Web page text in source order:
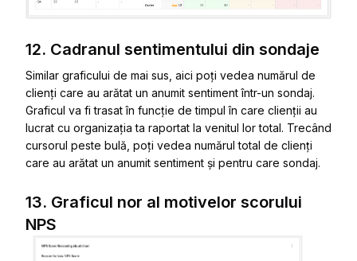
12. Cadranul sentimentului din sondaje
Similar graficului de mai sus, aici poți vedea numărul de
clienți care au arătat un anumit sentiment într-un sondaj.
Graficul va fi trasat în funcție de timpul în care clienții au
lucrat cu organizația ta raportat la venitul lor total. Trecând
cursorul peste bulă, poți vedea numărul total de clienți
care au arătat un anumit sentiment și pentru care sondaj.
13. Graficul nor al motivelor scorului
NPS